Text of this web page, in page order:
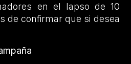
en el lapso de 10
de confirmar que si desea